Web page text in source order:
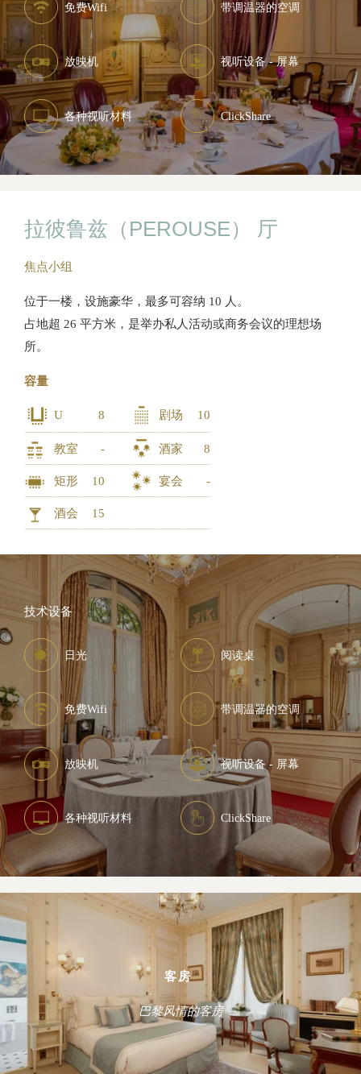
免费Wifi 带调温器的空调
放映机 视听设备 - 屏幕
各种视听材料 ClickShare
技术设备
日光 阅读桌
免费Wifi 带调温器的空调
放映机 视听设备 - 屏幕
各种视听材料 ClickShare
拉彼鲁兹（PEROUSE） 厅
焦点小组
位于一楼，设施豪华，最多可容纳 10 人。
占地超 26 平方米，是举办私人活动或商务会议的理想场
所。
容量
U 8 剧场 10
教室 - 酒家 8
矩形 10 宴会 -
酒会 15
客房
巴黎风情的客房